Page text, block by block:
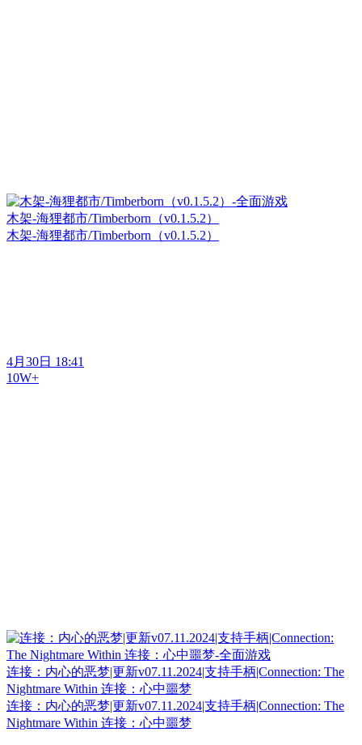
木架-海狸都市/Timberborn（v0.1.5.2）
木架-海狸都市/Timberborn（v0.1.5.2）
4月30日 18:41
10W+
连接：内心的恶梦|更新v07.11.2024|支持手柄|Connection: The
Nightmare Within 连接：心中噩梦
连接：内心的恶梦|更新v07.11.2024|支持手柄|Connection: The
Nightmare Within 连接：心中噩梦